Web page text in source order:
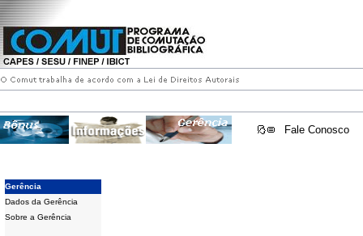
Fale Conosco
Gerência
Dados da Gerência
Sobre a Gerência